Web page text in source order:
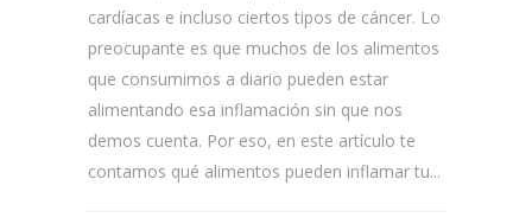
cardíacas e incluso ciertos tipos de cáncer. Lo
preocupante es que muchos de los alimentos
que consumimos a diario pueden estar
alimentando esa inflamación sin que nos
demos cuenta. Por eso, en este artículo te
contamos qué alimentos pueden inflamar tu...